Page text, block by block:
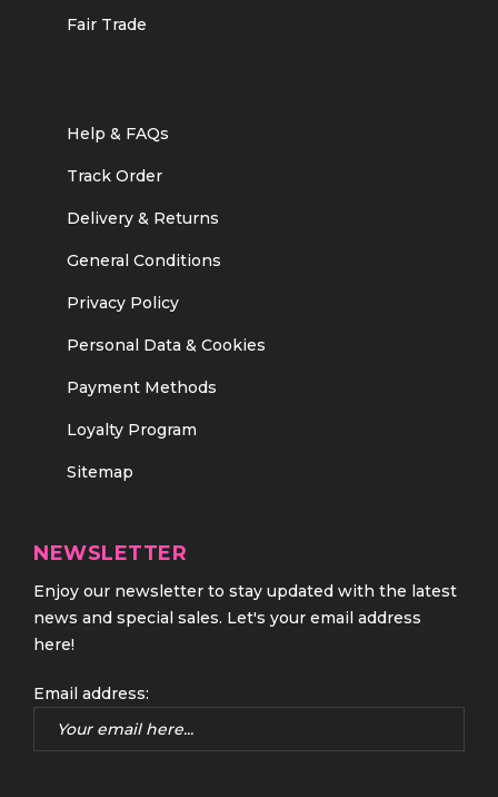
Fair Trade
Help & FAQs
Track Order
Delivery & Returns
General Conditions
Privacy Policy
Personal Data & Cookies
Payment Methods
Loyalty Program
Sitemap
NEWSLETTER
Enjoy our newsletter to stay updated with the latest
news and special sales. Let's your email address
here!
Email address: